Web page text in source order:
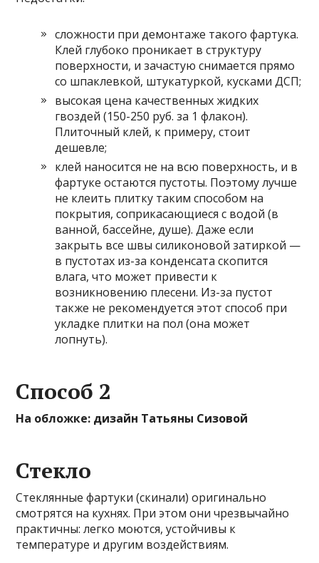
сложности при демонтаже такого фартука.
Клей глубоко проникает в структуру
поверхности, и зачастую снимается прямо
со шпаклевкой, штукатуркой, кусками ДСП;
высокая цена качественных жидких
гвоздей (150-250 руб. за 1 флакон).
Плиточный клей, к примеру, стоит
дешевле;
клей наносится не на всю поверхность, и в
фартуке остаются пустоты. Поэтому лучше
не клеить плитку таким способом на
покрытия, соприкасающиеся с водой (в
ванной, бассейне, душе). Даже если
закрыть все швы силиконовой затиркой —
в пустотах из-за конденсата скопится
влага, что может привести к
возникновению плесени. Из-за пустот
также не рекомендуется этот способ при
укладке плитки на пол (она может
лопнуть).
Способ 2
На обложке: дизайн Татьяны Сизовой
Стекло
Стеклянные фартуки (скинали) оригинально
смотрятся на кухнях. При этом они чрезвычайно
практичны: легко моются, устойчивы к
температуре и другим воздействиям.